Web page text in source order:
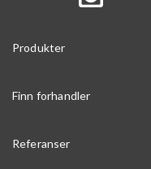
Produkter
Finn forhandler
Referanser